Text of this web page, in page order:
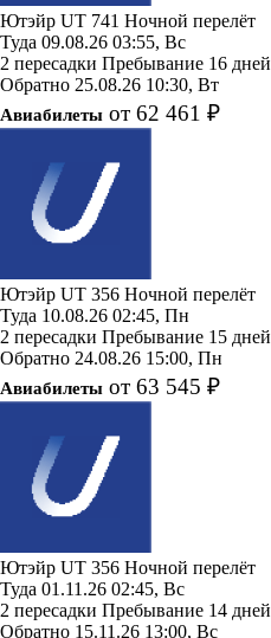
Ютэйр UT 741 Ночной перелёт
Туда 09.08.26 03:55, Вс
2 пересадки Пребывание 16 дней
Обратно 25.08.26 10:30, Вт
Авиабилеты от 62 461 ₽
Ютэйр UT 356 Ночной перелёт
Туда 10.08.26 02:45, Пн
2 пересадки Пребывание 15 дней
Обратно 24.08.26 15:00, Пн
Авиабилеты от 63 545 ₽
Ютэйр UT 356 Ночной перелёт
Туда 01.11.26 02:45, Вс
2 пересадки Пребывание 14 дней
Обратно 15.11.26 13:00, Вс